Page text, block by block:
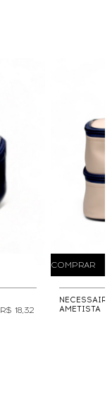
R$ 18,32
COMPRAR
NECESSAIRE
AMETISTA